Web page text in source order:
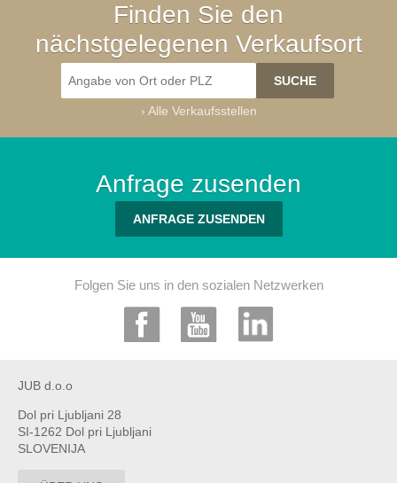
Finden Sie den
nächstgelegenen Verkaufsort
› Alle Verkaufsstellen
Anfrage zusenden
ANFRAGE ZUSENDEN
Folgen Sie uns in den sozialen Netzwerken
JUB d.o.o
Dol pri Ljubljani 28
SI-1262 Dol pri Ljubljani
SLOVENIJA